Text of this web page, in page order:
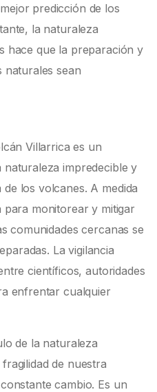
predicción de los
la naturaleza
hace que la preparación y
naturales sean
Villarrica es un
impredecible y
los volcanes. A medida
para monitorear y mitigar
comunidades cercanas se
La vigilancia
científicos, autoridades
enfrentar cualquier
de la naturaleza
de nuestra
cambio. Es un